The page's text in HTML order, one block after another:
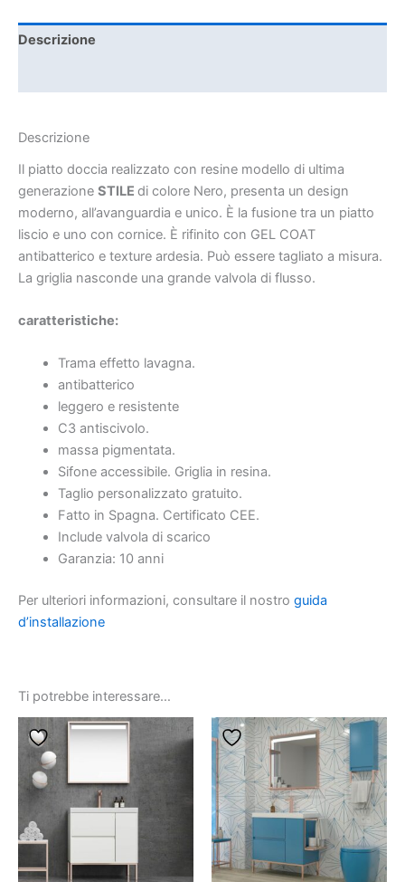
Descrizione
Descrizione
Il piatto doccia realizzato con resine modello di ultima
generazione STILE di colore Nero, presenta un design
moderno, all’avanguardia e unico. È la fusione tra un piatto
liscio e uno con cornice. È rifinito con GEL COAT
antibatterico e texture ardesia. Può essere tagliato a misura.
La griglia nasconde una grande valvola di flusso.
caratteristiche:
Trama effetto lavagna.
antibatterico
leggero e resistente
C3 antiscivolo.
massa pigmentata.
Sifone accessibile. Griglia in resina.
Taglio personalizzato gratuito.
Fatto in Spagna. Certificato CEE.
Include valvola di scarico
Garanzia: 10 anni
Per ulteriori informazioni, consultare il nostro guida
d’installazione
Ti potrebbe interessare…